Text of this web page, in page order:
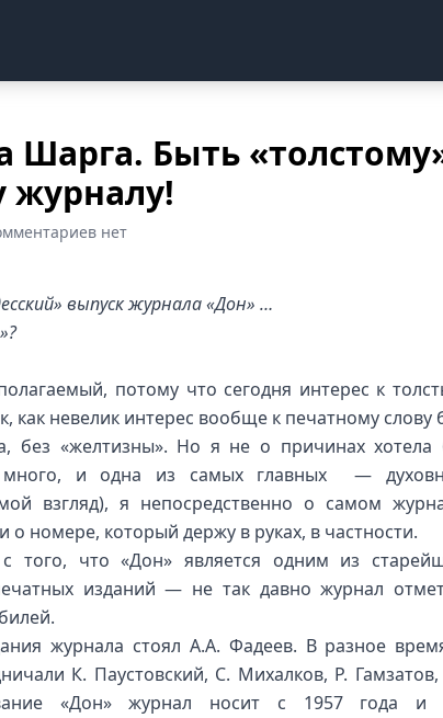
Быть
журналу!
нет
выпуск журнала «Дон» …
потому что сегодня интерес к
как невелик интерес вообще к печатному слову
без «желтизны». Но я не о причинах хотела
много, и одна из самых главных —
взгляд), я непосредственно о самом
номере, который держу в руках, в частности.
того, что «Дон» является одним из
изданий — не так давно журнал
журнала стоял А.А. Фадеев. В разное
К. Паустовский, С. Михалков, Р.
«Дон» журнал носит с 1957 года и